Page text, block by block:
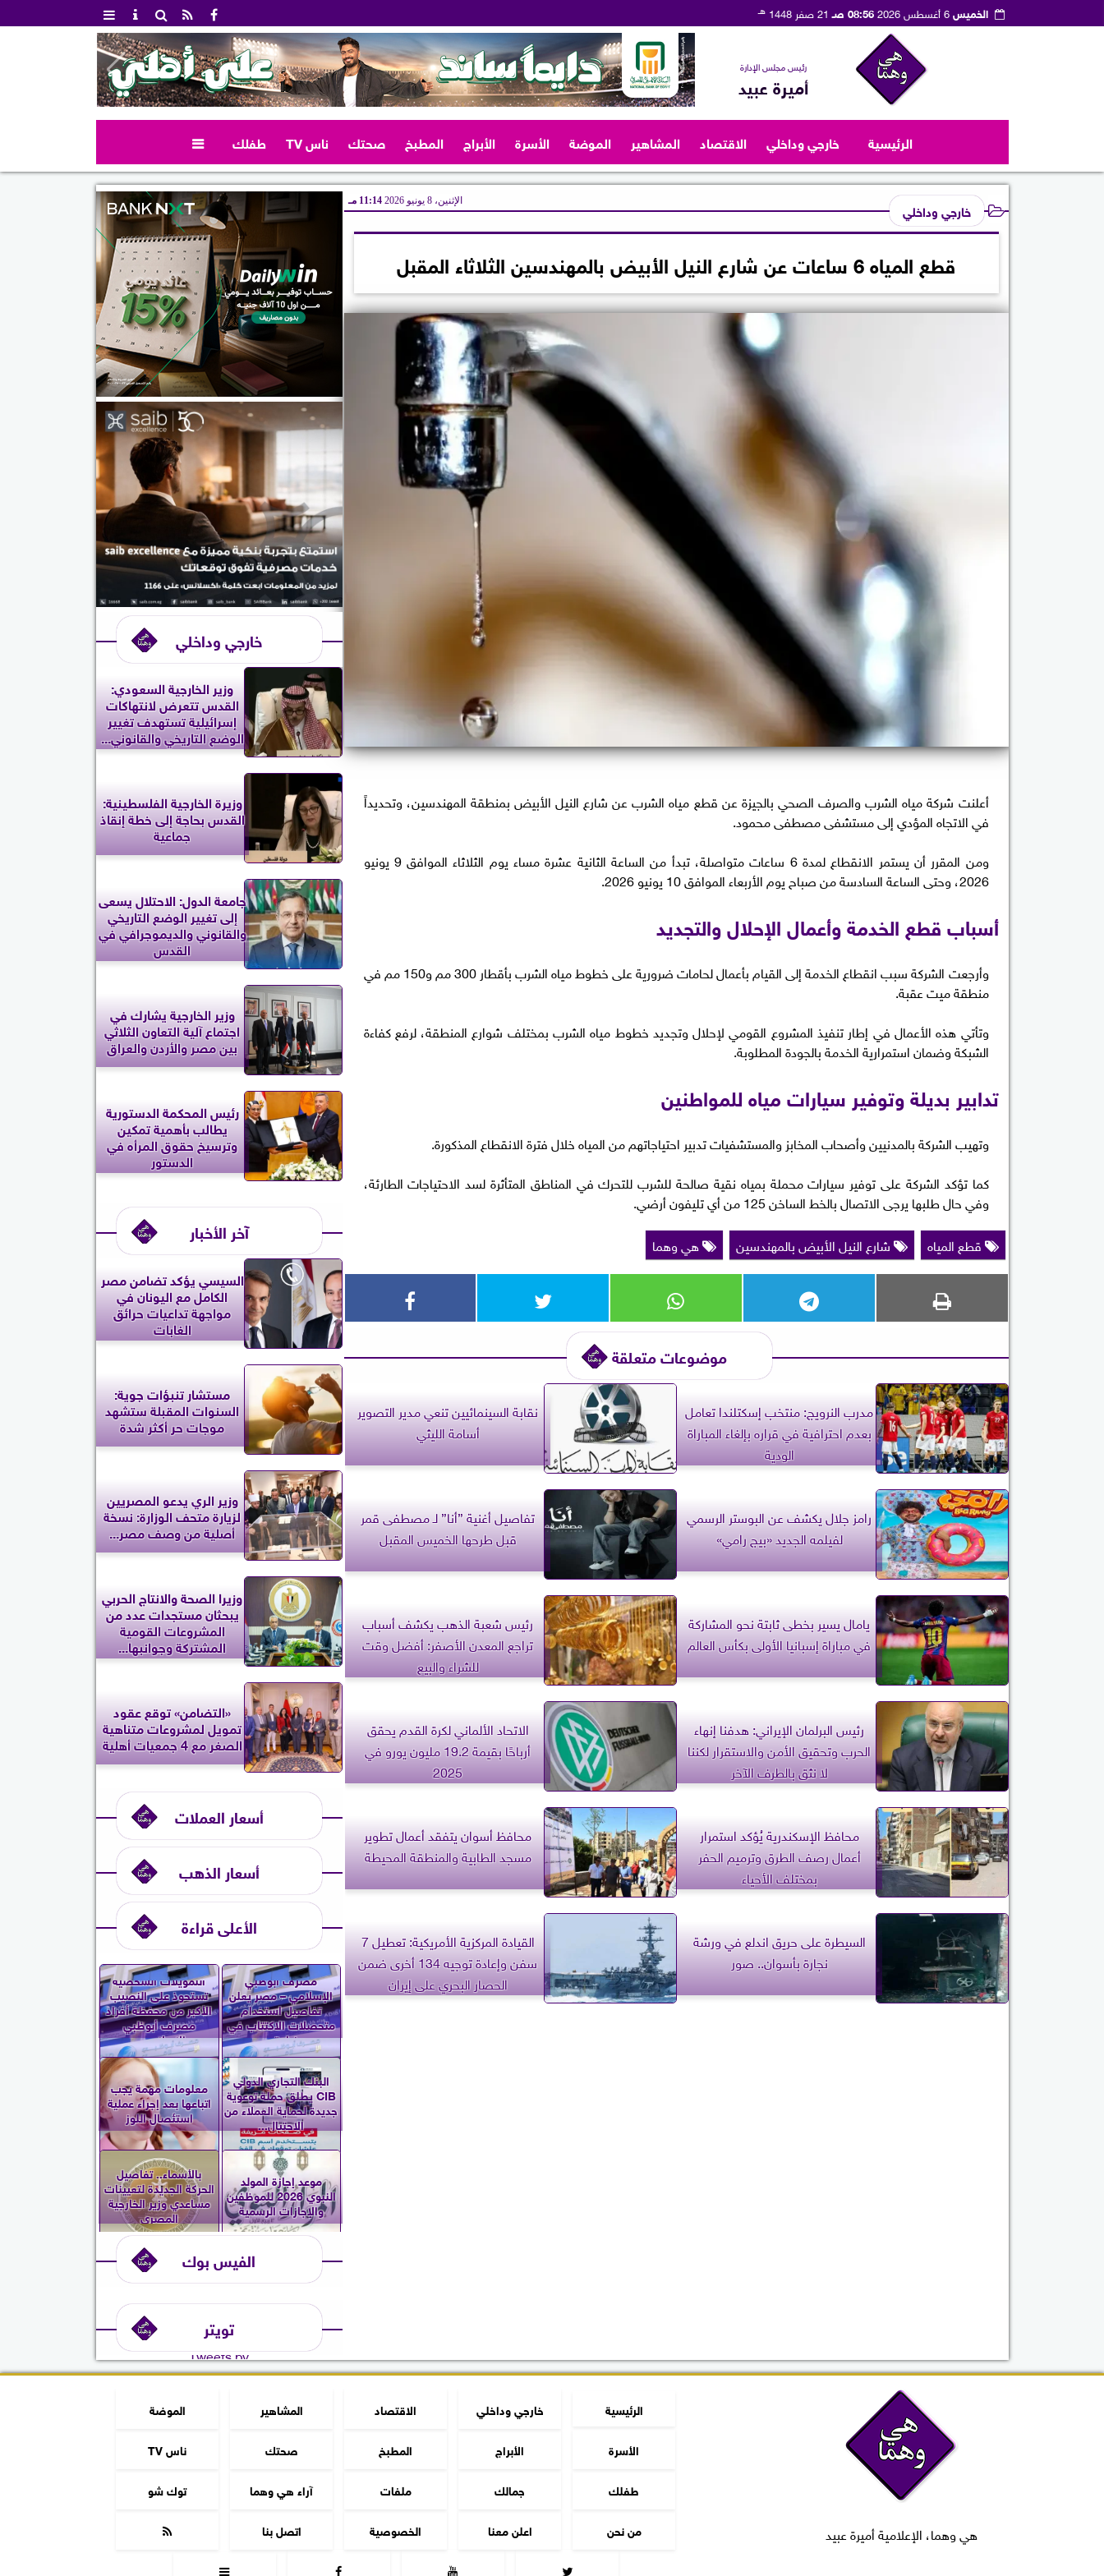
الخميس6 أغسطس 2026 08:56 صـ 21 صفر 1448 هـ
رئيس مجلس الإدارة
أميرة عبيد
الرئيسية خارجي وداخلي الاقتصاد المشاهير الموضة الأسرة الأبراج المطبخ صحتك ناس TV طفلك 
خارجي وداخلي الإثنين، 8 يونيو 2026 11:14 مـ
قطع المياه 6 ساعات عن شارع النيل الأبيض بالمهندسين الثلاثاء المقبل
أعلنت شركة مياه الشرب والصرف الصحي بالجيزة عن قطع مياه الشرب عن شارع النيل الأبيض بمنطقة المهندسين، وتحديداً
في الاتجاه المؤدي إلى مستشفى مصطفى محمود.
ومن المقرر أن يستمر الانقطاع لمدة 6 ساعات متواصلة، تبدأ من الساعة الثانية عشرة مساء يوم الثلاثاء الموافق 9 يونيو
2026، وحتى الساعة السادسة من صباح يوم الأربعاء الموافق 10 يونيو 2026.
​أسباب قطع الخدمة وأعمال الإحلال والتجديد
​وأرجعت الشركة سبب انقطاع الخدمة إلى القيام بأعمال لحامات ضرورية على خطوط مياه الشرب بأقطار 300 مم و150 مم في
منطقة ميت عقبة.
وتأتي هذه الأعمال في إطار تنفيذ المشروع القومي لإحلال وتجديد خطوط مياه الشرب بمختلف شوارع المنطقة، لرفع كفاءة
الشبكة وضمان استمرارية الخدمة بالجودة المطلوبة.
​تدابير بديلة وتوفير سيارات مياه للمواطنين
​وتهيب الشركة بالمدنيين وأصحاب المخابز والمستشفيات تدبير احتياجاتهم من المياه خلال فترة الانقطاع المذكورة.
كما تؤكد الشركة على توفير سيارات محملة بمياه نقية صالحة للشرب للتحرك في المناطق المتأثرة لسد الاحتياجات الطارئة،
وفي حال طلبها يرجى الاتصال بالخط الساخن 125 من أي تليفون أرضي.
قطع المياه
شارع النيل الأبيض بالمهندسين هي وهما
موضوعات متعلقة
مدرب النرويج: منتخب إسكتلندا تعامل
بعدم احترافية في قراره بإلغاء المباراة
الودية
نقابة السينمائيين تنعي مدير التصوير
أسامة الليثي
رامز جلال يكشف عن البوستر الرسمي
لفيلمه الجديد «بيج رامي»
تفاصيل أغنية ”أنا” لـ مصطفى قمر
قبل طرحها الخميس المقبل
يامال يسير بخطى ثابتة نحو المشاركة
في مباراة إسبانيا الأولى بكأس العالم
رئيس شعبة الذهب يكشف أسباب
تراجع المعدن الأصفر: أفضل وقت
للشراء والبيع
رئيس البرلمان الإيراني: هدفنا إنهاء
الحرب وتحقيق الأمن والاستقرار لكننا
لا نثق بالطرف الآخر
الاتحاد الألماني لكرة القدم يحقق
أرباحًا بقيمة 19.2 مليون يورو في
2025
محافظ الإسكندرية يُؤكد استمرار
أعمال رصف الطرق وترميم الحفر
بمختلف الأحياء
محافظ أسوان يتفقد أعمال تطوير
مسجد الطابية والمنطقة المحيطة
السيطرة على حريق اندلع في ورشة
نجارة بأسوان.. صور
القيادة المركزية الأمريكية: تعطيل 7
سفن وإعادة توجيه 134 أخرى ضمن
الحصار البحري على إيران
خارجي وداخلي
وزير الخارجية السعودي:
القدس تتعرض لانتهاكات
إسرائيلية تستهدف تغيير
الوضع التاريخي والقانوني...
وزيرة الخارجية الفلسطينية:
القدس بحاجة إلى خطة إنقاذ
جماعية
جامعة الدول: الاحتلال يسعى
إلى تغيير الوضع التاريخي
والقانوني والديموجرافي في
القدس
وزير الخارجية يشارك في
اجتماع آلية التعاون الثلاثي
بين مصر والأردن والعراق
رئيس المحكمة الدستورية
يطالب بأهمية تمكين
وترسيخ حقوق المرأه في
الدستور
آخر الأخبار
السيسي يؤكد تضامن مصر
الكامل مع اليونان في
مواجهة تداعيات حرائق
الغابات
مستشار تنبؤات جوية:
السنوات المقبلة ستشهد
موجات حر أكثر شدة
وزير الري يدعو المصريين
لزيارة متحف الوزارة: نسخة
أصلية من وصف مصر...
وزيرا الصحة والانتاج الحربي
يبحثان مستجدات عدد من
المشروعات القومية
المشتركة وجوانبها...
«التضامن» توقع عقود
تمويل لمشروعات متناهية
الصغر مع 4 جمعيات أهلية
أسعار العملات
أسعار الذهب
الأعلى قراءة
مصرف أبوظبي
الإسلامي – مصر يعلن
تفاصيل استخدام
متحصلات الاكتتاب في
زيادة...
التمويلات الشخصية
تستحوذ على النصيب
الأكبر من محفظة أفراد
مصرف أبوظبي
الإسلامي...
البنك التجاري الدولي
CIB يطلق حملة توعوية
جديدة لحماية العملاء من
الاحتيال...
معلومات مهمة يجب
اتباعها بعد إجراء عملية
استئصال اللوز
موعد إجازة المولد
النبوي 2026 للموظفين
والإجازات الرسمية
بالأسماء.. تفاصيل
الحركة الجديدة لتعيينات
مساعدي وزير الخارجية
المصري
الفيس بوك
تويتر
Tweets by
هي وهما، الإعلامية أميرة عبيد
الرئيسية خارجي وداخلي الاقتصاد المشاهير
الموضة
الأسرة
الأبراج المطبخ صحتك
ناس TV
طفلك
جمالك ملفات آراء هي وهما
توك شو
من نحن
اعلن معنا الخصوصية اتصل بنا




